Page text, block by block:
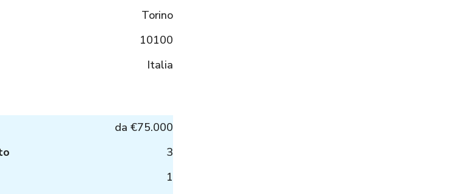
Torino
10100
Italia
da €75.000
3
1